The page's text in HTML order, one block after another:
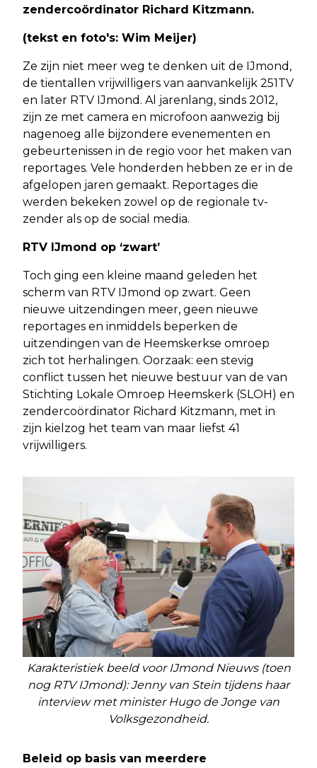
zendercoördinator Richard Kitzmann.
(tekst en foto's: Wim Meijer)
Ze zijn niet meer weg te denken uit de IJmond,
de tientallen vrijwilligers van aanvankelijk 251TV
en later RTV IJmond. Al jarenlang, sinds 2012,
zijn ze met camera en microfoon aanwezig bij
nagenoeg alle bijzondere evenementen en
gebeurtenissen in de regio voor het maken van
reportages. Vele honderden hebben ze er in de
afgelopen jaren gemaakt. Reportages die
werden bekeken zowel op de regionale tv-
zender als op de social media.
RTV IJmond op ‘zwart’
Toch ging een kleine maand geleden het
scherm van RTV IJmond op zwart. Geen
nieuwe uitzendingen meer, geen nieuwe
reportages en inmiddels beperken de
uitzendingen van de Heemskerkse omroep
zich tot herhalingen. Oorzaak: een stevig
conflict tussen het nieuwe bestuur van de van
Stichting Lokale Omroep Heemskerk (SLOH) en
zendercoördinator Richard Kitzmann, met in
zijn kielzog het team van maar liefst 41
vrijwilligers.
Karakteristiek beeld voor IJmond Nieuws (toen
nog RTV IJmond): Jenny van Stein tijdens haar
interview met minister Hugo de Jonge van
Volksgezondheid.
Beleid op basis van meerdere